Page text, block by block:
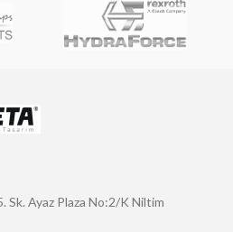
Sk. Ayaz Plaza No:2/K Niltim